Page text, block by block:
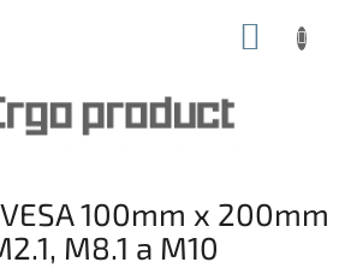
100mm x 200mm
M8.1 a M10